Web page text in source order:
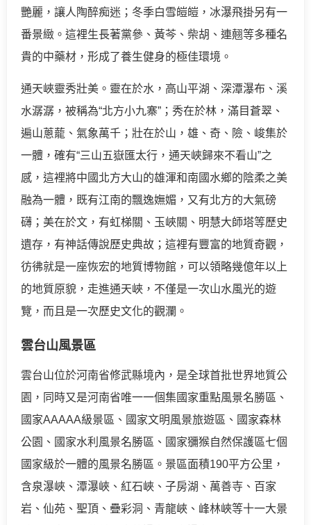
艷麗，讓人陶醉痴迷；冬季白雪皚皚，冰瀑飛掛另有一
番景緻。這裡生長著黨參、黃芩、柴胡、連翹等多種名
貴的中藥材，形成了養生健身的極佳環境。
通天峽靈秀壯美。靈在於水，高山平湖、深潭瀑布、溪
水潺潺，被稱為“北方小九寨”；秀在於林，滿目蒼翠、
遍山蔥蘢、氣象萬千；壯在於山，雄、奇、險、峻集於
一體，確有“三山五嶽匯太行，通天峽歸來不看山”之
感，這裡將中國北方大山的雄渾和南國水鄉的陰柔之美
融為一體，既有江南的飄逸嫵媚，又有北方的大氣磅
礴；美在於文，有虹梯關、玉峽關、明慧大師塔等歷史
遺存，有神話傳說歷史典故；這裡有豐富的地質奇觀，
彷彿就是一座恢宏的地質博物館，可以領略幾億年以上
的地質原貌，走進通天峽，不僅是一次山水風光的遊
覽，而且是一次歷史文化的觀瀾。
雲台山風景區
雲台山位於河南省修武縣境內，是全球首批世界地質公
園，同時又是河南省唯一一個集國家重點風景名勝區、
國家AAAAA級景區、國家文明風景旅遊區、國家森林
公園、國家水利風景名勝區、國家獼猴自然保護區七個
國家級於一體的風景名勝區。景區面積190平方公里，
含泉瀑峽、潭瀑峽、紅石峽、子房湖、萬善寺、百家
岩、仙苑、聖頂、疊彩洞、青龍峽、峰林峽等十一大景